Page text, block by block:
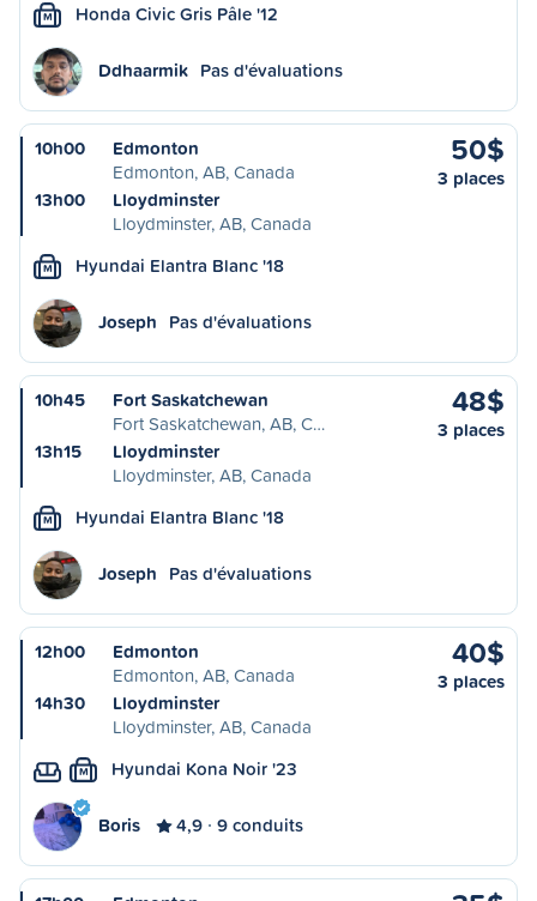
M Honda Civic Gris Pâle '12
Ddhaarmik Pas d'évaluations
10h00
Edmonton
Edmonton, AB, Canada
13h00
Lloydminster
Lloydminster, AB, Canada
50$
3 places
M Hyundai Elantra Blanc '18
Joseph Pas d'évaluations
10h45
Fort Saskatchewan
Fort Saskatchewan, AB, C…
13h15
Lloydminster
Lloydminster, AB, Canada
48$
3 places
M Hyundai Elantra Blanc '18
Joseph Pas d'évaluations
12h00
Edmonton
Edmonton, AB, Canada
14h30
Lloydminster
Lloydminster, AB, Canada
40$
3 places
M Hyundai Kona Noir '23
Boris 4,9 9 conduits